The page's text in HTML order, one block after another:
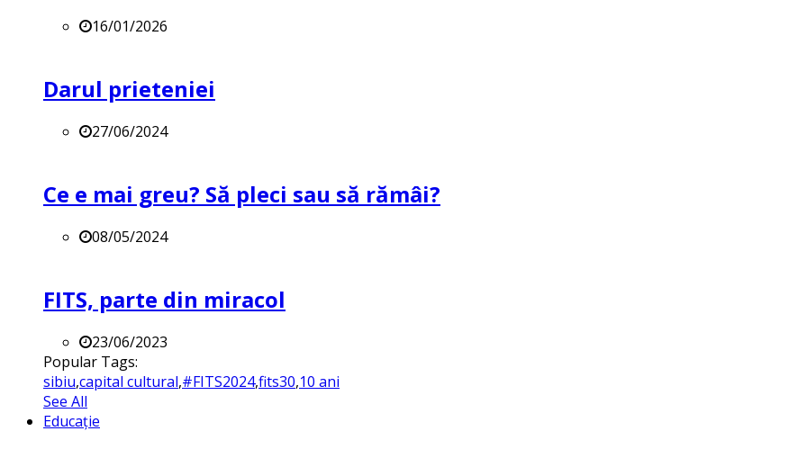
16/01/2026
Darul prieteniei
27/06/2024
Ce e mai greu? Să pleci sau să rămâi?
08/05/2024
FITS, parte din miracol
23/06/2023
Popular Tags:
sibiu,capital cultural,#FITS2024,fits30,10 ani
See All
Educație